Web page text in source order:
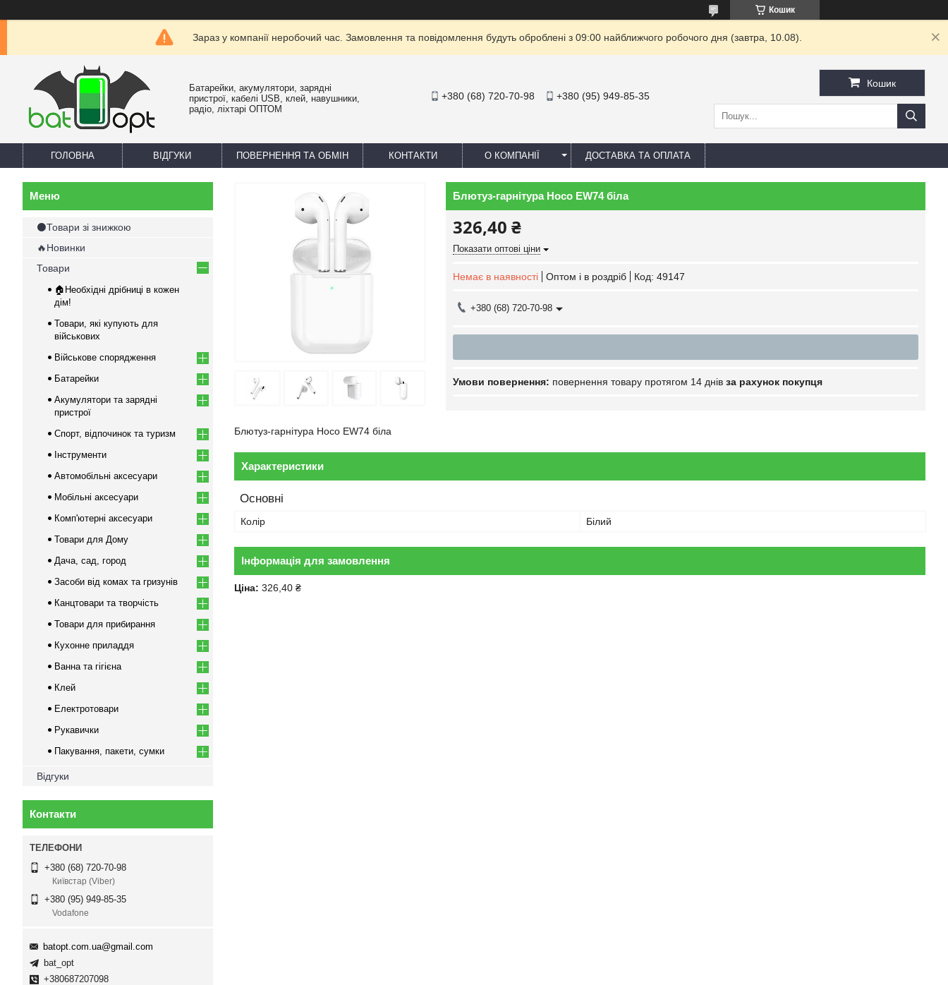
Кошик
Зараз у компанії неробочий час. Замовлення та повідомлення будуть оброблені з 09:00 найближчого робочого дня (завтра, 10.08).
Батарейки, акумулятори, зарядні
пристрої, кабелі USB, клей, навушники,
радіо, ліхтарі ОПТОМ
+380 (68) 720-70-98 +380 (95) 949-85-35
Кошик
ГОЛОВНА ВІДГУКИ ПОВЕРНЕННЯ ТА ОБМІН КОНТАКТИ О КОМПАНІЇ ДОСТАВКА ТА ОПЛАТА
Блютуз-гарнітура Hoco EW74 біла
326,40 ₴
Показати оптові ціни
Немає в наявності Оптом і в роздріб Код: 49147
+380 (68) 720-70-98
повернення товару протягом 14 днів за рахунок покупця
Блютуз-гарнітура Hoco EW74 біла
Характеристики
Основні
Колір Білий
Інформація для замовлення
Ціна: 326,40 ₴
⚫Товари зі знижкою
🔥Новинки
Товари
🏠Необхідні дрібниці в кожен
дім!
Товари, які купують для
військових
Військове спорядження
Батарейки
Акумулятори та зарядні
пристрої
Спорт, відпочинок та туризм
Інструменти
Автомобільні аксесуари
Мобільні аксесуари
Комп'ютерні аксесуари
Товари для Дому
Дача, сад, город
Засоби від комах та гризунів
Канцтовари та творчість
Товари для прибирання
Кухонне приладдя
Ванна та гігієна
Клей
Електротовари
Рукавички
Пакування, пакети, сумки
Відгуки
Контакти
+380 (68) 720-70-98
Київстар (Viber)
+380 (95) 949-85-35
Vodafone
batopt.com.ua@gmail.com
bat_opt
+380687207098